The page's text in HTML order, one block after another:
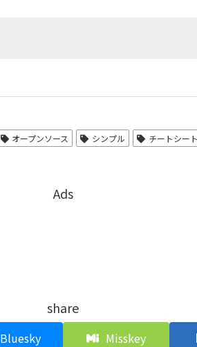
オープンソース シンプル
チートシート
Ads
share
Bluesky Misskey